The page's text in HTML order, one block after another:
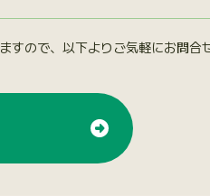
ので、以下よりご気軽にお問合